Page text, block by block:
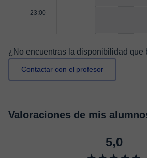
23:00
¿No encuentras la disponibilidad que
Contactar con el profesor
Valoraciones de mis
5,0